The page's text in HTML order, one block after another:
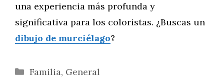
una experiencia más profunda y
significativa para los coloristas. ¿Buscas un
dibujo de murciélago?
Categorías
Familia, General